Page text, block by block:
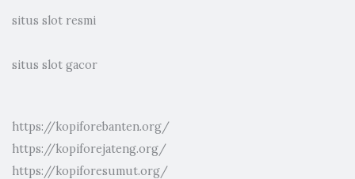
situs slot resmi
situs slot gacor
https://kopiforebanten.org/
https://kopiforejateng.org/
https://kopiforesumut.org/